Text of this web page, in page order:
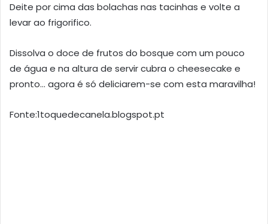
Deite por cima das bolachas nas tacinhas e volte a
levar ao frigorifico.
Dissolva o doce de frutos do bosque com um pouco
de água e na altura de servir cubra o cheesecake e
pronto… agora é só deliciarem-se com esta maravilha!
Fonte:1toquedecanela.blogspot.pt